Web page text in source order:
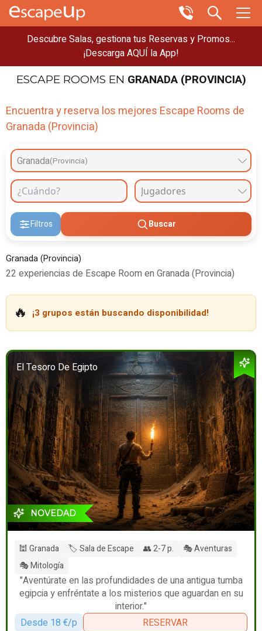
Descubre Salas, gestiona tus Reservas y Promos...
¡Descarga AQUÍ la App!
ESCAPE ROOMS EN GRANADA (PROVINCIA)
Encuentra y reserva los mejores Escape Rooms de
Granada (Provincia)
Granada(Provincia)
Filtros Buscar
Granada (Provincia)
22 experiencias de Escape Room en Granada (Provincia)
🔥 ¡3 grupos están buscando disponibilidad!
El Tesoro De Egipto
NOVEDAD
🕍 Granada 🏷️ Sala de Escape 👥 2-7 p.
🎭 Aventuras
🎭 Mitología
"Aventúrate en las profundidades de una antigua tumba
egipcia y enfréntate a los misterios que aguardan en su
interior."
Desde 18 €/p
RESERVAR